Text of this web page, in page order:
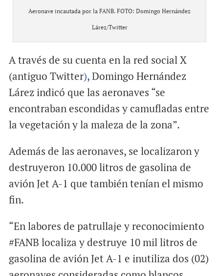
Aeronave incautada por la FANB. FOTO: Domingo Hernández
Lárez/Twitter
A través de su cuenta en la red social X
(antiguo Twitter), Domingo Hernández
Lárez indicó que las aeronaves “se
encontraban escondidas y camufladas entre
la vegetación y la maleza de la zona”.
Además de las aeronaves, se localizaron y
destruyeron 10.000 litros de gasolina de
avión Jet A-1 que también tenían el mismo
fin.
“En labores de patrullaje y reconocimiento
#FANB localiza y destruye 10 mil litros de
gasolina de avión Jet A-1 e inutiliza dos (02)